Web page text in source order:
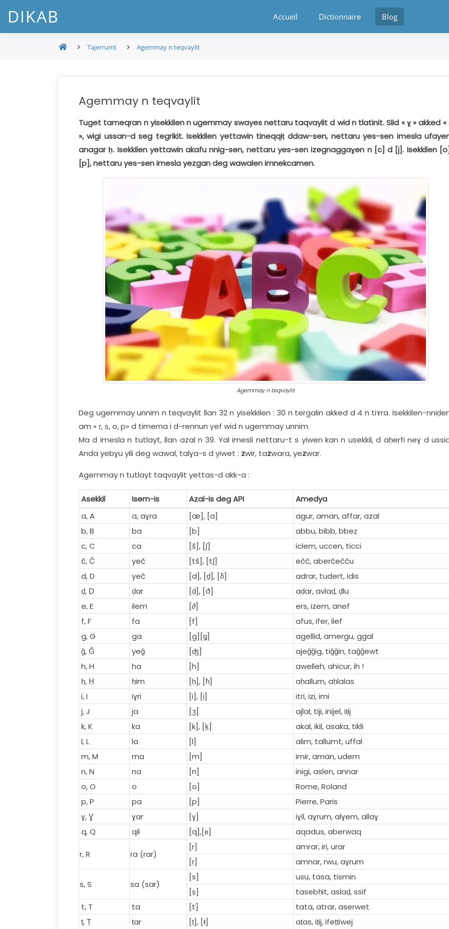
DIKAB Accueil Dictionnaire Blog
Tajerrumt Agemmay n teqvaylit
Agemmay n teqvaylit
Tuget tameqran n yisekkilen n ugemmay swayes nettaru taqvaylit d wid n tlatinit. Slid « ɣ » akked «
», wigi ussan-d seg tegrikit. Isekkilen yettawin tineqqiṭ ddaw-sen, nettaru yes-sen imesla
anagar ḥ. Isekkilen yettawin akafu nnig-sen, nettaru yes-sen izegnaggaɣen n [c] d [j]. Isekkilen
[p], nettaru yes-sen imesla yezgan deg wawalen imnekcamen.
Agemmay n teqvaylit
Deg ugemmay unnim n teqvaylit llan 32 n yisekkilen : 30 n tergalin akked d 4 n tiɤra. Isekkilen-
am « ṛ, ṣ, o, p» d timerna i d-rennun γef wid n ugemmay unnim.
Ma d imesla n tutlayt, llan azal n 39. Yal imesli nettaru-t s yiwen kan n usekkil, d aḥerfi neɣ d
Anda yebɣu yili deg wawal, talɣa-s d yiwet : zwir, tazwara, yezwar.
Agemmay n tutlayt taqvaylit yettas-d akk-a :
Asekkil Isem-is Azal-is deg API
Amedya
a, A
a, aɣra [æ], [a]
agur, aman, affar, azal
b, B
ba [b]
abbu, bibb, bbeẓ
c, C
ca [š], [∫]
iclem, uccen, ticci
č, Č
yeč [tš], [t∫]
ečč, aberčečču
d, D
yeč [d], [ḏ], [δ]
adrar, tudert, idis
ḍ, Ḍ
ḍar [ḍ], [ð]
aḍar, avlaḍ, ḍlu
e, E
ilem [∂]
ers, izem, anef
f, F
fa [f]
afus, ifer, ilef
g, G
ga [g][ǥ]
agellid, amergu, ggal
ǧ, Ǧ
yeǧ [ʤ]
ajeǧǧig, tiǧǧin, taǧǧewt
h, H
ha [h]
awelleh, ahicur, ih !
ḥ, Ḥ
ḥim [ḥ], [ħ]
aḥallum, aḥlalas
i, I
iɣri [i], [ị]
itri, izi, imi
j, J
ja [ʒ]
ajlal, tiji, inijel, iṭij
k, K
ka [k], [ḵ]
akal, ikil, asaka, tikli
l, L
la [l]
alim, tallumt, uffal
m, M
ma [m]
imir, aman, udem
n, N
na [n]
inigi, aslen, annar
o, O
o [o]
Rome, Roland
p, P
pa [p]
Pierre, Paris
ɣ, Ɣ
ɣar [ɣ]
iɣil, aɣrum, alɣem, allaɣ
q, Q
qil [q],[ʁ] aqadus, aberwaq
r, R ra (rar)
[r]
amrar, iri, urar
[ṛ]
amnar, rwu, aɣrum
s, S sa (sar)
[s]
usu, tasa, tismin
[ṣ]
tasebḥit, aslaḍ, ssif
t, T
ta [t]
tata, atrar, aserwet
ṭ, Ṭ
ṭar [ṭ], [ŧ]
aṭas, iṭij, ifeṭṭiwej